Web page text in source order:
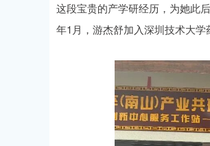
这段宝贵的产学研经历，为她此
年1月，游杰舒加入深圳技术大学